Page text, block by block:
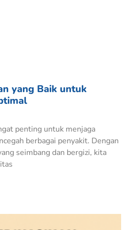
yang Baik untuk
penting untuk menjaga
berbagai penyakit. Dengan
seimbang dan bergizi, kita